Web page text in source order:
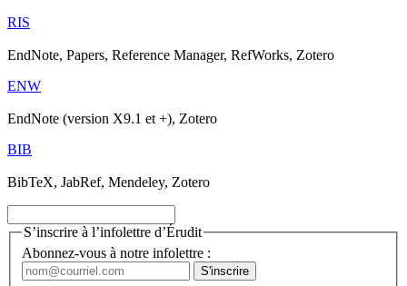
RIS
EndNote, Papers, Reference Manager, RefWorks, Zotero
ENW
EndNote (version X9.1 et +), Zotero
BIB
BibTeX, JabRef, Mendeley, Zotero
S’inscrire à l’infolettre d’Érudit
Abonnez-vous à notre infolettre :